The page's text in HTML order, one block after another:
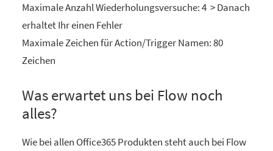
Maximale Anzahl Wiederholungsversuche: 4 > Danach
erhaltet Ihr einen Fehler
Maximale Zeichen für Action/Trigger Namen: 80
Zeichen
Was erwartet uns bei Flow noch
alles?
Wie bei allen Office365 Produkten steht auch bei Flow